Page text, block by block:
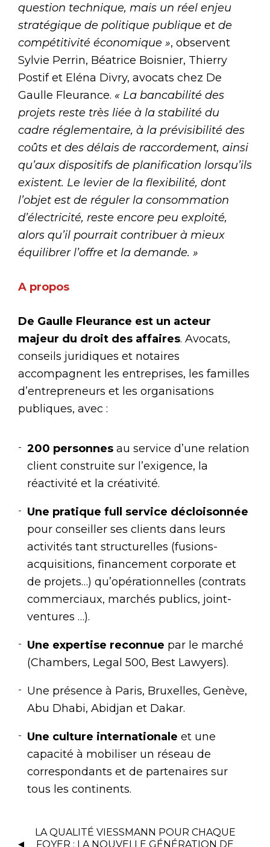
question technique, mais un réel enjeu
stratégique de politique publique et de
compétitivité économique », observent
Sylvie Perrin, Béatrice Boisnier, Thierry
Postif et Eléna Divry, avocats chez De
Gaulle Fleurance. « La bancabilité des
projets reste très liée à la stabilité du
cadre réglementaire, à la prévisibilité des
coûts et des délais de raccordement, ainsi
qu’aux dispositifs de planification lorsqu’ils
existent. Le levier de la flexibilité, dont
l’objet est de réguler la consommation
d’électricité, reste encore peu exploité,
alors qu’il pourrait contribuer à mieux
équilibrer l’offre et la demande. »
A propos
De Gaulle Fleurance est un acteur
majeur du droit des affaires. Avocats,
conseils juridiques et notaires
accompagnent les entreprises, les familles
d’entrepreneurs et les organisations
publiques, avec :
200 personnes au service d’une relation
client construite sur l’exigence, la
réactivité et la créativité.
Une pratique full service décloisonnée
pour conseiller ses clients dans leurs
activités tant structurelles (fusions-
acquisitions, financement corporate et
de projets…) qu’opérationnelles (contrats
commerciaux, marchés publics, joint-
ventures …).
Une expertise reconnue par le marché
(Chambers, Legal 500, Best Lawyers).
Une présence à Paris, Bruxelles, Genève,
Abu Dhabi, Abidjan et Dakar.
Une culture internationale et une
capacité à mobiliser un réseau de
correspondants et de partenaires sur
tous les continents.
LA QUALITÉ VIESSMANN POUR CHAQUE
FOYER : LA NOUVELLE GÉNÉRATION DE